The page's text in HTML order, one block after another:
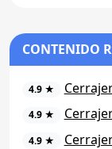
CONTENIDO
4.9 ★
4.9 ★
4.9 ★